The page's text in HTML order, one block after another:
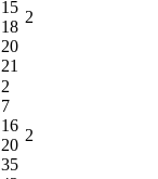
15
18
20
21
2
2
7
16
20
35
2